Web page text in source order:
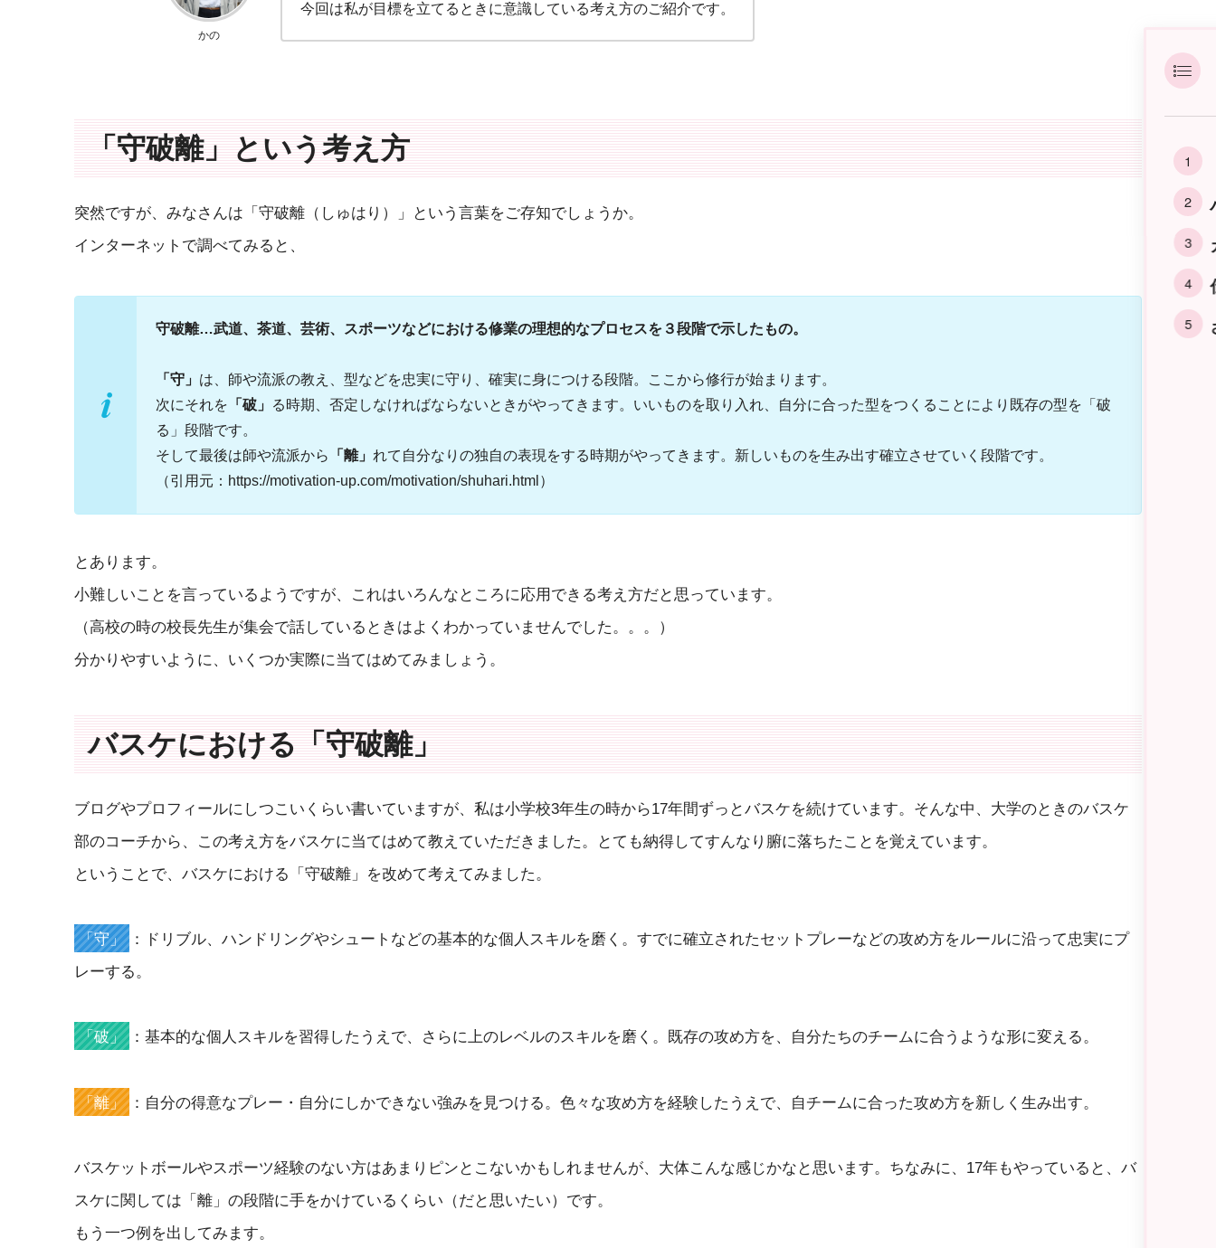
かの
今回は私が目標を立てるときに意識している考え方のご紹介です。
「守破離」という考え方
突然ですが、みなさんは「守破離（しゅはり）」という言葉をご存知でしょうか。
インターネットで調べてみると、
守破離…武道、茶道、芸術、スポーツなどにおける修業の理想的なプロセスを３段階で示したもの。
「守」 は、師や流派の教え、型などを忠実に守り、確実に身につける段階。ここから修行が始まります。
次にそれを 「破」 る時期、否定しなければならないときがやってきます。いいものを取り入れ、自分に合った型をつくることにより既存の型を「破
る」段階です。
そして最後は師や流派から
「離」 れて自分なりの独自の表現をする時期がやってきます。新しいものを生み出す確立させていく段階です。
（引用元：https://motivation-up.com/motivation/shuhari.html）
とあります。
小難しいことを言っているようですが、これはいろんなところに応用できる考え方だと思っています。
（高校の時の校長先生が集会で話しているときはよくわかっていませんでした。。。）
分かりやすいように、いくつか実際に当てはめてみましょう。
バスケにおける「守破離」
ブログやプロフィールにしつこいくらい書いていますが、私は小学校3年生の時から17年間ずっとバスケを続けています。そんな中、大学のときのバスケ
部のコーチから、この考え方をバスケに当てはめて教えていただきました。とても納得してすんなり腑に落ちたことを覚えています。
ということで、バスケにおける「守破離」を改めて考えてみました。
「守」
：ドリブル、ハンドリングやシュートなどの基本的な個人スキルを磨く。すでに確立されたセットプレーなどの攻め方をルールに沿って忠実にプ
レーする。
「破」 ：基本的な個人スキルを習得したうえで、さらに上のレベルのスキルを磨く。既存の攻め方を、自分たちのチームに合うような形に変える。
「離」 ：自分の得意なプレー・自分にしかできない強みを見つける。色々な攻め方を経験したうえで、自チームに合った攻め方を新しく生み出す。
バスケットボールやスポーツ経験のない方はあまりピンとこないかもしれませんが、大体こんな感じかなと思います。ちなみに、17年もやっていると、バ
スケに関しては「離」の段階に手をかけているくらい（だと思いたい）です。
もう一つ例を出してみます。